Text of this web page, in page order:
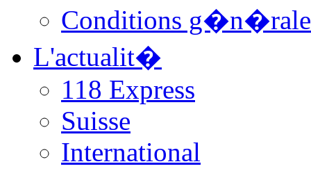
Conditions
L'actualit�
118 Express
Suisse
International